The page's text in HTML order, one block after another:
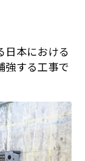
日本における
強する工事で